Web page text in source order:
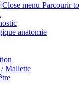
Parcourir
anatomie
Mallette